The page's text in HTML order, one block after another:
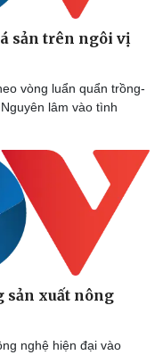
chuyện cho bé
sản trên ngôi vị
vòng luẩn quẩn trồng-
lâm vào tình
sản xuất nông
nghệ hiện đại vào